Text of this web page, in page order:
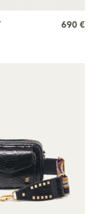
690 €